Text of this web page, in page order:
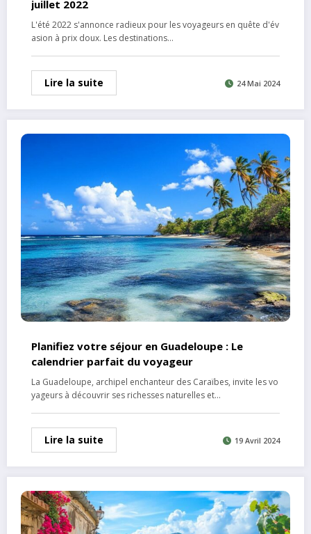
juillet 2022
L'été 2022 s'annonce radieux pour les voyageurs en quête d'év
asion à prix doux. Les destinations…
Lire la suite 24 Mai 2024
Planifiez votre séjour en Guadeloupe : Le
calendrier parfait du voyageur
La Guadeloupe, archipel enchanteur des Caraïbes, invite les vo
yageurs à découvrir ses richesses naturelles et…
Lire la suite 19 Avril 2024